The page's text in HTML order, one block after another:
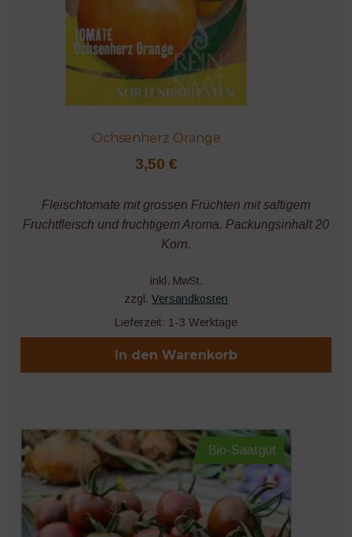
Ochsenherz Orange
3,50 €
Fleischtomate mit grossen Früchten mit saftigem
Fruchtfleisch und fruchtigem Aroma. Packungsinhalt 20
Korn.
inkl. MwSt.
zzgl. Versandkosten
Lieferzeit: 1-3 Werktage
In den Warenkorb
Bio-Saatgut